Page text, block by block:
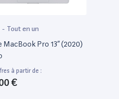
- Tout en un
MacBook Pro 13” (2020)
à partir de :
€